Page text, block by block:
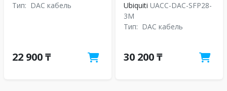
Тип: DAC кабель
22 900 ₸
Ubiquiti UACC-DAC-SFP28-
3M
Тип: DAC кабель
30 200 ₸